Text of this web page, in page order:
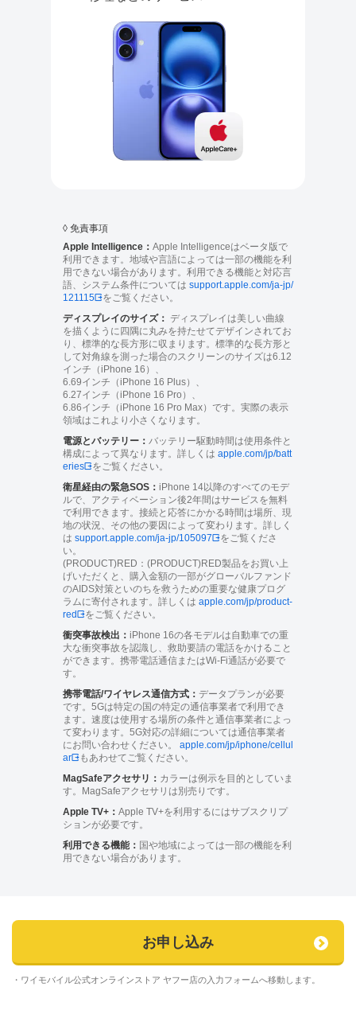
◊ 免責事項
Apple Intelligence： Apple Intelligenceはベータ版で
利用できます。地域や言語によっては一部の機能を利
用できない場合があります。利用できる機能と対応言
語、システム条件については support.apple.com/ja-jp/
121115 をご覧ください。
ディスプレイのサイズ： ディスプレイは美しい曲線
を描くように四隅に丸みを持たせてデザインされてお
り、標準的な長方形に収まります。標準的な長方形と
して対角線を測った場合のスクリーンのサイズは6.12
インチ（iPhone 16）、
6.69インチ（iPhone 16 Plus）、
6.27インチ（iPhone 16 Pro）、
6.86インチ（iPhone 16 Pro Max）です。実際の表示
領域はこれより小さくなります。
電源とバッテリー： バッテリー駆動時間は使用条件と
構成によって異なります。詳しくは apple.com/jp/batt
eries をご覧ください。
衛星経由の緊急SOS： iPhone 14以降のすべてのモデ
ルで、アクティベーション後2年間はサービスを無料
で利用できます。接続と応答にかかる時間は場所、現
地の状況、その他の要因によって変わります。詳しく
は support.apple.com/ja-jp/105097 をご覧くださ
い。
(PRODUCT)RED：(PRODUCT)RED製品をお買い上
げいただくと、購入金額の一部がグローバルファンド
のAIDS対策といのちを救うための重要な健康プログ
ラムに寄付されます。詳しくは apple.com/jp/product-
red をご覧ください。
衝突事故検出： iPhone 16の各モデルは自動車での重
大な衝突事故を認識し、救助要請の電話をかけること
ができます。携帯電話通信またはWi-Fi通話が必要で
す。
携帯電話/ワイヤレス通信方式： データプランが必要
です。5Gは特定の国の特定の通信事業者で利用でき
ます。速度は使用する場所の条件と通信事業者によっ
て変わります。5G対応の詳細については通信事業者
にお問い合わせください。 apple.com/jp/iphone/cellul
ar
もあわせてご覧ください。
MagSafeアクセサリ： カラーは例示を目的としていま
す。MagSafeアクセサリは別売りです。
Apple TV+： Apple TV+を利用するにはサブスクリプ
ションが必要です。
利用できる機能： 国や地域によっては一部の機能を利
用できない場合があります。
お申し込み
・ワイモバイル公式オンラインストア ヤフー店の入力フォームへ移動します。